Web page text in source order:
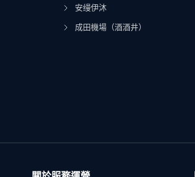
安缦伊沐
成田機場（酒酒井）